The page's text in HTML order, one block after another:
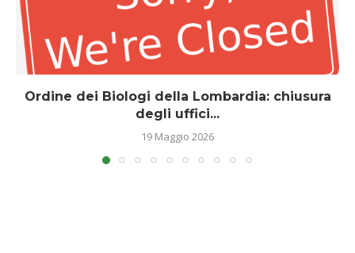
Ordine dei Biologi della Lombardia: chiusura
degli uffici...
19 Maggio 2026